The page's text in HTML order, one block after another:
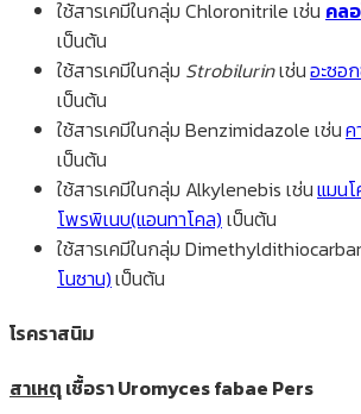
ใช้สารเคมีในกลุ่ม Chloronitrile เช่น คล
เป็นต้น
ใช้สารเคมีในกลุ่ม Strobilurinเช่นอะซอ
เป็นต้น
ใช้สารเคมีในกลุ่ม Benzimidazole เช่นค
เป็นต้น
ใช้สารเคมีในกลุ่ม Alkylenebis เช่นแมน
โพรพิเนบ(แอนทาโคล) เป็นต้น
ใช้สารเคมีในกลุ่ม
โนซาน)เป็นต้น
โรคราสนิม
สาเหตุเชื้อรา Uromyces fabae Pers